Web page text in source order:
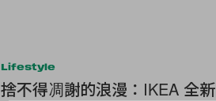
Lifestyle
捨不得凋謝的浪漫：IKEA 全新